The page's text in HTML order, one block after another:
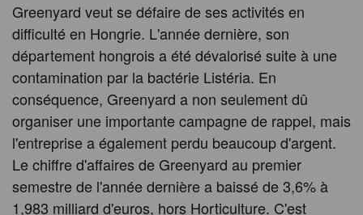
Greenyard veut se défaire de ses activités en
difficulté en Hongrie. L'année dernière, son
département hongrois a été dévalorisé suite à une
contamination par la bactérie Listéria. En
conséquence, Greenyard a non seulement dû
organiser une importante campagne de rappel, mais
l'entreprise a également perdu beaucoup d'argent.
Le chiffre d'affaires de Greenyard au premier
semestre de l'année dernière a baissé de 3,6% à
1,983 milliard d'euros, hors Horticulture. C'est